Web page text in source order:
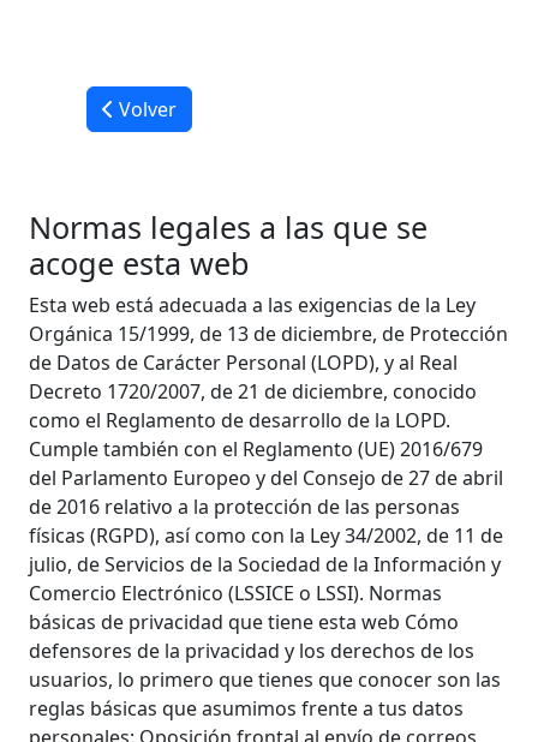
Volver
Normas legales a las que se
acoge esta web
Esta web está adecuada a las exigencias de la Ley
Orgánica 15/1999, de 13 de diciembre, de Protección
de Datos de Carácter Personal (LOPD), y al Real
Decreto 1720/2007, de 21 de diciembre, conocido
como el Reglamento de desarrollo de la LOPD.
Cumple también con el Reglamento (UE) 2016/679
del Parlamento Europeo y del Consejo de 27 de abril
de 2016 relativo a la protección de las personas
físicas (RGPD), así como con la Ley 34/2002, de 11 de
julio, de Servicios de la Sociedad de la Información y
Comercio Electrónico (LSSICE o LSSI). Normas
básicas de privacidad que tiene esta web Cómo
defensores de la privacidad y los derechos de los
usuarios, lo primero que tienes que conocer son las
reglas básicas que asumimos frente a tus datos